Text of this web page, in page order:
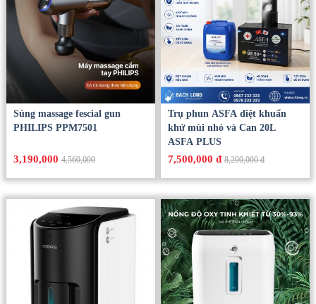
Súng massage fescial gun
PHILIPS PPM7501
3,190,0004,560,000
Trụ phun ASFA diệt khuẩn
khử mùi nhỏ và Can 20L
ASFA PLUS
7,500,000 đ 8,200,000 đ